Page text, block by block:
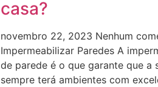
casa?
novembro 22, 2023 Nenhum
Impermeabilizar Paredes A
de parede é o que garante que a
sempre terá ambientes com